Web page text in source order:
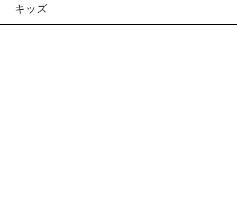
キッズ